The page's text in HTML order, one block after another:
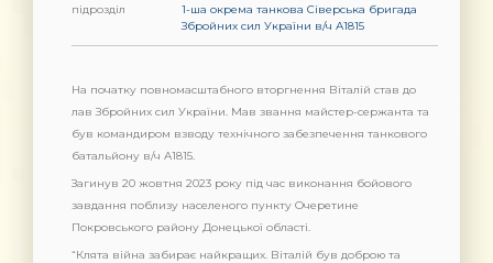
підрозділ
1-ша окрема танкова Сіверська бригада
Збройних сил України в/ч А1815
На початку повномасштабного вторгнення Віталій став до
лав Збройних сил України. Мав звання майстер-сержанта та
був командиром взводу технічного забезпечення танкового
батальйону в/ч А1815.
Загинув 20 жовтня 2023 року під час виконання бойового
завдання поблизу населеного пункту Очеретине
Покровського району Донецької області.
“Клята війна забирає найкращих. Віталій був доброю та